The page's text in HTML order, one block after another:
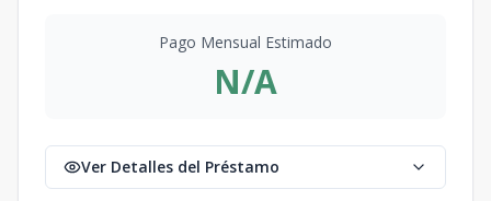
Pago Mensual Estimado
N/A
Ver Detalles del Préstamo